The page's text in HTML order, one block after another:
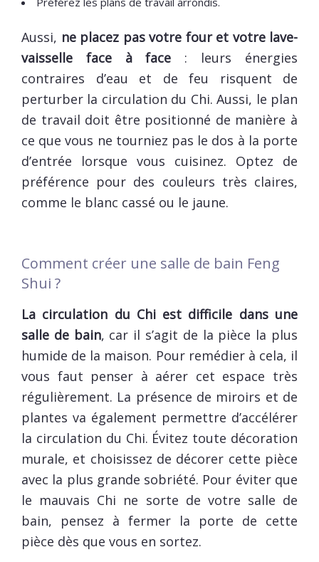
Aussi, ne placez pas votre four et votre lave-
vaisselle face à face : leurs énergies
contraires d’eau et de feu risquent de
perturber la circulation du Chi. Aussi, le plan
de travail doit être positionné de manière à
ce que vous ne tourniez pas le dos à la porte
d’entrée lorsque vous cuisinez. Optez de
préférence pour des couleurs très claires,
comme le blanc cassé ou le jaune.
Comment créer une salle de bain Feng
Shui ?
La circulation du Chi est difficile dans une
salle de bain, car il s’agit de la pièce la plus
humide de la maison. Pour remédier à cela, il
vous faut penser à aérer cet espace très
régulièrement. La présence de miroirs et de
plantes va également permettre d’accélérer
la circulation du Chi. Évitez toute décoration
murale, et choisissez de décorer cette pièce
avec la plus grande sobriété. Pour éviter que
le mauvais Chi ne sorte de votre salle de
bain, pensez à fermer la porte de cette
pièce dès que vous en sortez.